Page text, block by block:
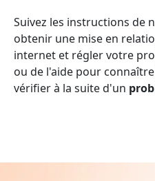
Suivez les instructions de
obtenir une mise en
internet et régler votre
ou de l'aide pour
vérifier à la suite d'un